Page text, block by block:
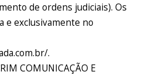
de ordens judiciais). Os
e exclusivamente no
.
COMUNICAÇÃO E